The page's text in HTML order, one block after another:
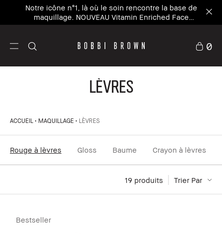
Notre icône n°1, là où le soin rencontre la base de
maquillage. NOUVEAU Vitamin Enriched Face
Base+
0
LÈVRES
ACCUEIL MAQUILLAGE LÈVRES
Rouge à lèvres Gloss Baume Crayon à lèvres
Trier Par
19 produits
Bestseller